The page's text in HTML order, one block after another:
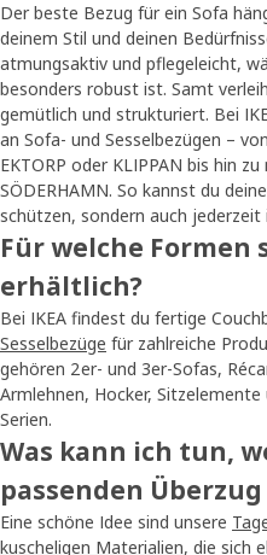
Der beste Bezug für ein Sofa
deinem Stil und deinen
atmungsaktiv und pflegeleicht,
besonders robust ist. Samt
gemütlich und strukturiert. Bei
an Sofa- und Sesselbezügen –
EKTORP oder KLIPPAN bis hin
SÖDERHAMN. So kannst du
schützen, sondern auch
Für welche Formen
erhältlich?
Bei IKEA findest du fertige
Sesselbezüge für zahlreiche
gehören 2er- und 3er-Sofas,
Armlehnen, Hocker,
Serien.
Was kann ich tun,
passenden
Eine schöne Idee sind unsere
kuscheligen Materialien, die sich